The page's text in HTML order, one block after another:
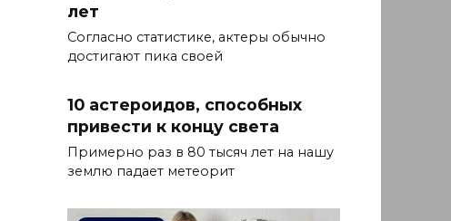
лет
Согласно статистике, актеры обычно
достигают пика своей
10 астероидов, способных
привести к концу света
Примерно раз в 80 тысяч лет на нашу
землю падает метеорит